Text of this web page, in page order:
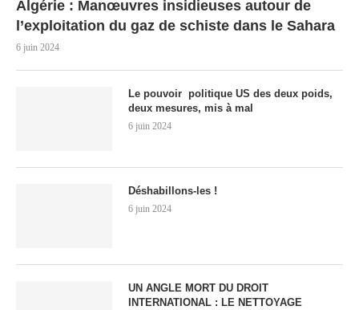
Algérie : Manœuvres insidieuses autour de
l’exploitation du gaz de schiste dans le Sahara
6 juin 2024
Le pouvoir politique US des deux poids,
deux mesures, mis à mal
6 juin 2024
Déshabillons-les !
6 juin 2024
UN ANGLE MORT DU DROIT
INTERNATIONAL : LE NETTOYAGE